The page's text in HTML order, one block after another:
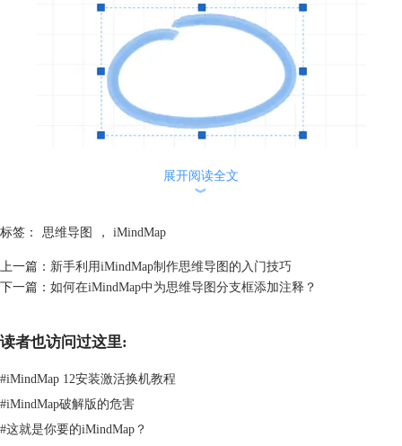
图片2：输入核心主题
然后通过插入下一级分支的方法，将备选的旅游城市都添加到思维导图
展开阅读全文
︾
标签： 思维导图 ， iMindMap
上一篇： 新手利用iMindMap制作思维导图的入门技巧
下一篇： 如何在iMindMap中为思维导图分支框添加注释？
读者也访问过这里:
#iMindMap 12安装激活换机教程
#iMindMap破解版的危害
#这就是你要的iMindMap？